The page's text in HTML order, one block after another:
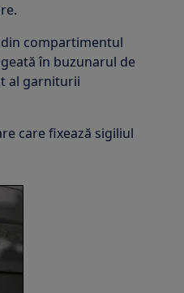
compartimentul
în buzunarul de
al garniturii
care fixează sigiliul